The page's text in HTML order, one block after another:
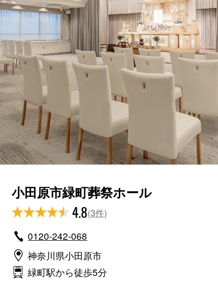
小田原市緑町葬祭ホール
4.8(3件)
0120-242-068
神奈川県小田原市
緑町駅から徒歩5分